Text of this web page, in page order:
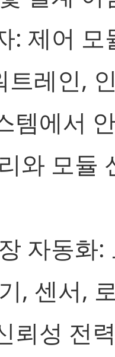
: 제어 모
트레인,
템에서
와 모듈
자동화:
, 센서,
뢰성 전